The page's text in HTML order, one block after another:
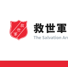
救世軍とは